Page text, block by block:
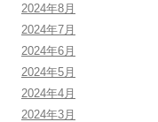
2024年8月
2024年7月
2024年6月
2024年5月
2024年4月
2024年3月